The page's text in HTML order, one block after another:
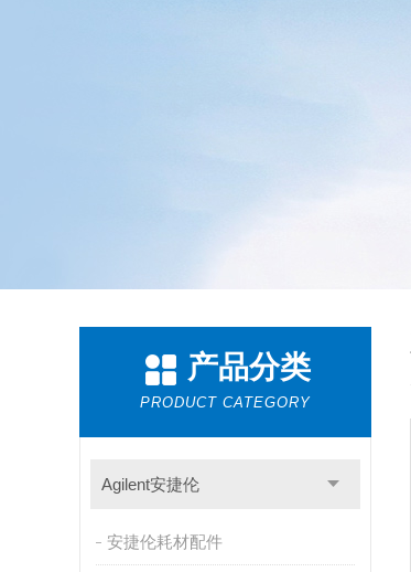
产品分类
PRODUCT CATEGORY
Agilent安捷伦
安捷伦耗材配件